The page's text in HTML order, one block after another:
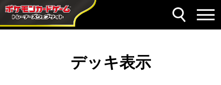
デッキ表示